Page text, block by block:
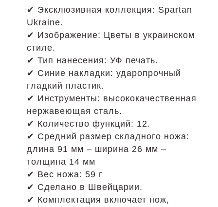
✔ Эксклюзивная коллекция: Spartan
Ukraine.
✔ Изображение: Цветы в украинском
стиле.
✔ Тип нанесения: УФ печать.
✔ Синие накладки: ударопрочный
гладкий пластик.
✔ Инструменты: высококачественная
нержавеющая сталь.
✔ Количество функций: 12.
✔ Средний размер складного ножа:
длина 91 мм – ширина 26 мм –
толщина 14 мм
✔ Вес ножа: 59 г
✔ Сделано в Швейцарии.
✔ Комплектация включает нож,